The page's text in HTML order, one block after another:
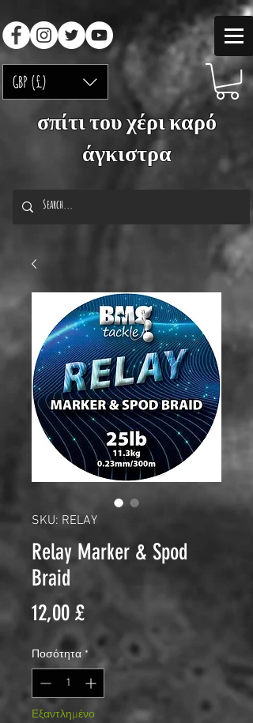
GBP (£)
σπίτι του χέρι καρό
άγκιστρα
SKU: RELAY
Relay Marker & Spod
Braid
12,00 £Τιμή
Ποσότητα *
Εξαντλημένο